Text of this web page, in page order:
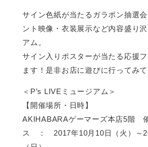
サイン色紙が当たるガラポン抽選
ント映像・衣装展示など内容盛り
アム。
サイン入りポスターが当たる応援
ます！是非お店に遊びに行ってみて
＜P’s LIVEミュージアム＞
【開催場所・日時】
AKIHABARAゲーマーズ本店5階
ス ： 2017年10月10日（火）～